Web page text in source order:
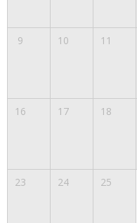
9 10 11
16 17 18
23 24 25